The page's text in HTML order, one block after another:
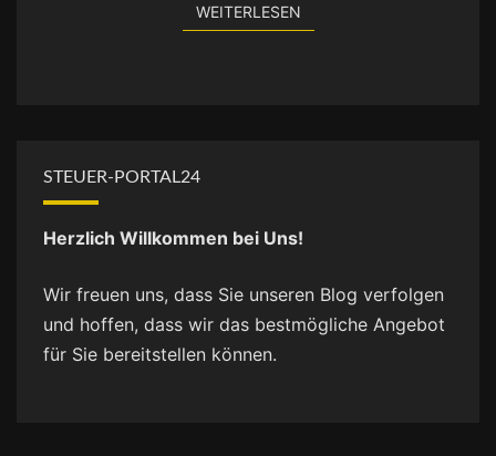
WEITERLESENWEITERLESEN
STEUER-PORTAL24
Herzlich Willkommen bei Uns!
Wir freuen uns, dass Sie unseren Blog verfolgen
und hoffen, dass wir das bestmögliche Angebot
für Sie bereitstellen können.